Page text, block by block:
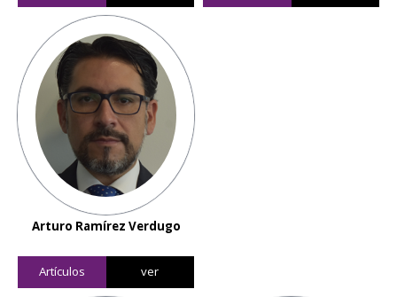
Arturo Ramírez Verdugo
Artículos ver